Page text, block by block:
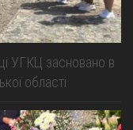
УГКЦ засновано в
області